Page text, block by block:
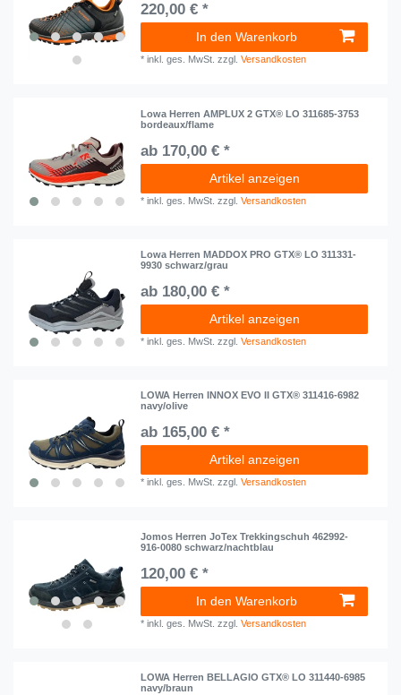
220,00 € *
In den Warenkorb
*inkl. ges. MwSt. zzgl.Versandkosten
Lowa Herren AMPLUX 2 GTX® LO 311685-3753
bordeaux/flame
ab 170,00 € *
Artikel anzeigen
*inkl. ges. MwSt. zzgl.Versandkosten
Lowa Herren MADDOX PRO GTX® LO 311331-
9930 schwarz/grau
ab 180,00 € *
Artikel anzeigen
*inkl. ges. MwSt. zzgl.Versandkosten
LOWA Herren INNOX EVO II GTX® 311416-6982
navy/olive
ab 165,00 € *
Artikel anzeigen
*inkl. ges. MwSt. zzgl.Versandkosten
Jomos Herren JoTex Trekkingschuh 462992-
916-0080 schwarz/nachtblau
120,00 € *
In den Warenkorb
*inkl. ges. MwSt. zzgl.Versandkosten
LOWA Herren BELLAGIO GTX® LO 311440-6985
navy/braun